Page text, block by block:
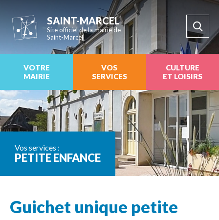
SAINT-MARCEL
Site officiel de la mairie de
Saint-Marcel
VOTRE
MAIRIE
VOS
SERVICES
CULTURE
ET LOISIRS
Vos services :
PETITE ENFANCE
Guichet unique petite